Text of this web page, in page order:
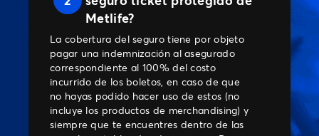
Metlife?
La cobertura del seguro tiene por objeto
pagar una indemnización al asegurado
correspondiente al 100% del costo
incurrido de los boletos, en caso de que
no hayas podido hacer uso de estos (no
incluye los productos de merchandising) y
siempre que te encuentres dentro de las